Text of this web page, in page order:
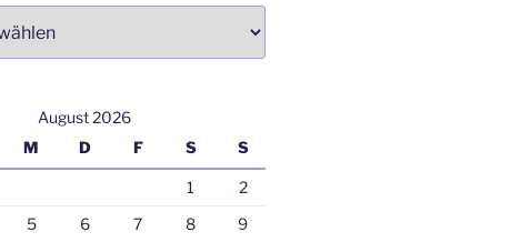
August 2026
M D F S S
1
2
5 6 7 8 9